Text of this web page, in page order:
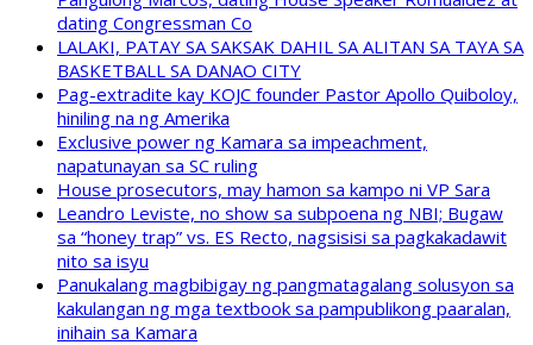
dating Congressman Co
LALAKI, PATAY SA SAKSAK DAHIL SA ALITAN SA TAYA SA
BASKETBALL SA DANAO CITY
Pag-extradite kay KOJC founder Pastor Apollo Quiboloy,
hiniling na ng Amerika
Exclusive power ng Kamara sa impeachment,
napatunayan sa SC ruling
House prosecutors, may hamon sa kampo ni VP Sara
Leandro Leviste, no show sa subpoena ng NBI; Bugaw
sa “honey trap” vs. ES Recto, nagsisisi sa pagkakadawit
nito sa isyu
Panukalang magbibigay ng pangmatagalang solusyon sa
kakulangan ng mga textbook sa pampublikong paaralan,
inihain sa Kamara